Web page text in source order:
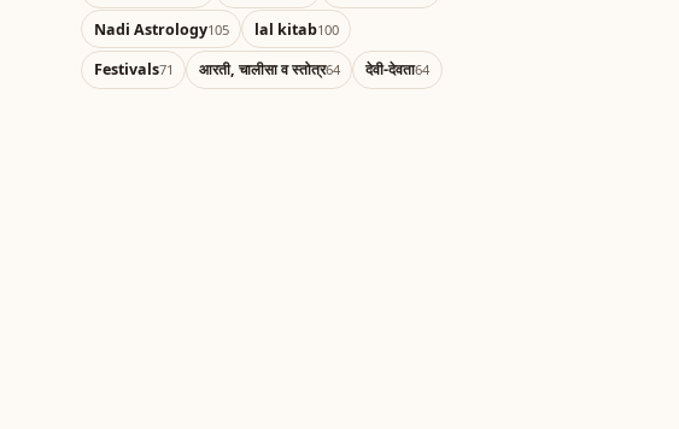
Nadi Astrology105 lal kitab100
Festivals71 आरती, चालीसा व स्तोत्र64 देवी-देवता64